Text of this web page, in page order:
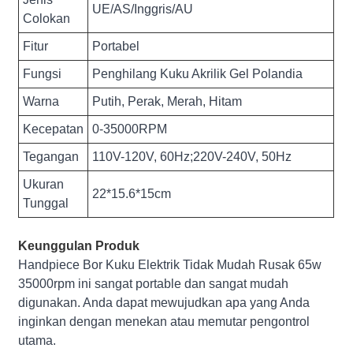
Colokan
UE/AS/Inggris/AU
Fitur Portabel
Fungsi Penghilang Kuku Akrilik Gel Polandia
Warna Putih, Perak, Merah, Hitam
Kecepatan 0-35000RPM
Tegangan 110V-120V, 60Hz;220V-240V, 50Hz
Ukuran
Tunggal
22*15.6*15cm
Keunggulan Produk
Handpiece Bor Kuku Elektrik Tidak Mudah Rusak 65w
35000rpm ini sangat portable dan sangat mudah
digunakan. Anda dapat mewujudkan apa yang Anda
inginkan dengan menekan atau memutar pengontrol
utama.